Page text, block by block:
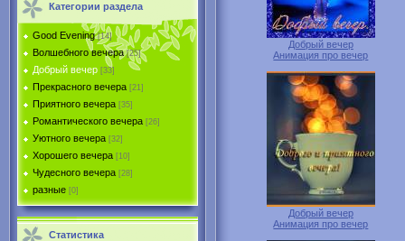
Категории раздела
Good Evening [14]
Волшебного вечера [25]
Добрый вечер [33]
Прекрасного вечера [21]
Приятного вечера [35]
Романтического вечера [26]
Уютного вечера [32]
Хорошего вечера [10]
Чудесного вечера [28]
разные [0]
Статистика
Добрый вечер
Анимация про вечер
Добрый вечер
Анимация про вечер